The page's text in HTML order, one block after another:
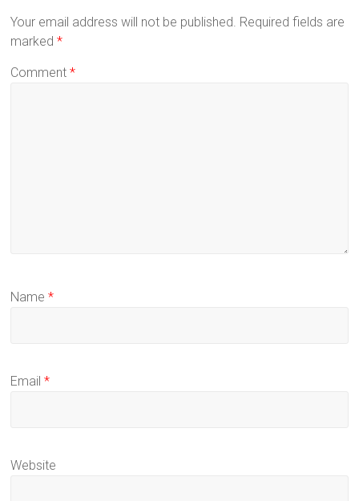
Your email address will not be published. Required fields are
marked*
Comment*
Name*
Email*
Website